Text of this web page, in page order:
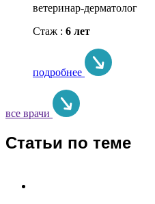
ветеринар-дерматолог
Стаж : 6 лет
подробнее
все врачи
Статьи по теме